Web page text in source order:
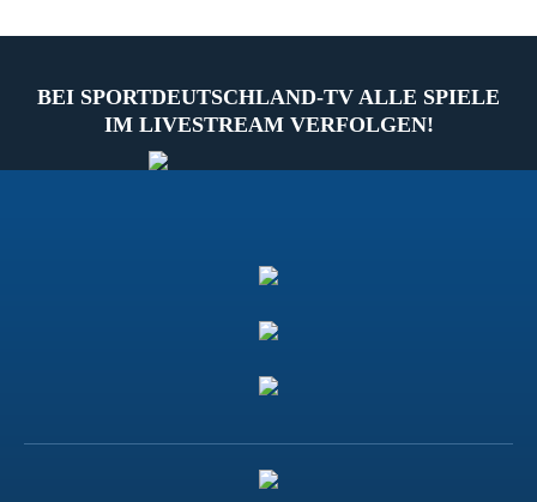
BEI SPORTDEUTSCHLAND-TV ALLE SPIELE
IM LIVESTREAM VERFOLGEN!